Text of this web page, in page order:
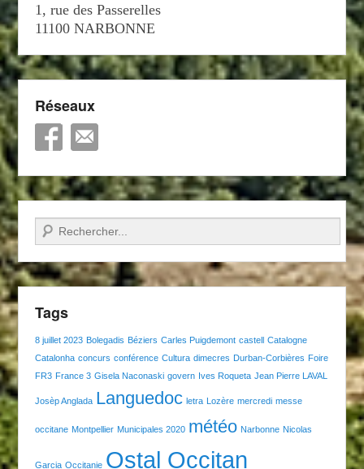
1, rue des Passerelles
11100 NARBONNE
Réseaux
Recherche
Tags
8 juillet 2023 Bolegadis Béziers Carles Puigdemont castell Catalogne
Catalonha concurs conférence Cultura dimecres Durban-Corbières Foire
FR3 France 3 Gisela Naconaski govern Ives Roqueta Jean Pierre LAVAL
Josèp Anglada Languedoc letra Lozère mercredi messe
occitane Montpellier Municipales 2020 météo Narbonne Nicolas
Garcia Occitanie Ostal Occitan